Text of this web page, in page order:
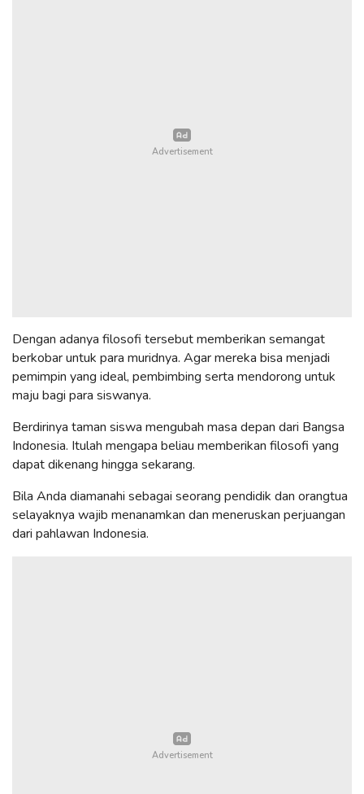
Dengan adanya filosofi tersebut memberikan semangat
berkobar untuk para muridnya. Agar mereka bisa menjadi
pemimpin yang ideal, pembimbing serta mendorong untuk
maju bagi para siswanya.
Berdirinya taman siswa mengubah masa depan dari Bangsa
Indonesia. Itulah mengapa beliau memberikan filosofi yang
dapat dikenang hingga sekarang.
Bila Anda diamanahi sebagai seorang pendidik dan orangtua
selayaknya wajib menanamkan dan meneruskan perjuangan
dari pahlawan Indonesia.